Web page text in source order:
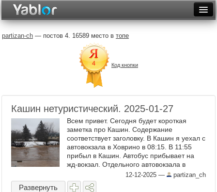
Неделя
Месяц
Рейтинги
Архив
Фототоп
Видеотоп
partizan-ch — постов 4. 16589 место в топе
Код кнопки
Кашин нетуристический. 2025-01-27
Всем привет. Сегодня будет короткая
заметка про Кашин. Содержание
соответствует заголовку. В Кашин я уехал с
автовокзала в Ховрино в 08:15. В 11:55
прибыл в Кашин. Автобус прибывает на
жд-вокзал. Отдельного автовокзала в
городе нет. 01. Привокзальная площадь.
Представляет собой скверик ...
12-12-2025 — partizan_ch
Развернуть